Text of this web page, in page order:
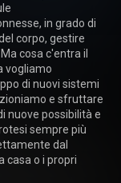
in grado di
corpo, gestire
cosa c'entra il
vogliamo
di nuovi sistemi
e sfruttare
nuove possibilità e
sempre più
dal
casa o i propri